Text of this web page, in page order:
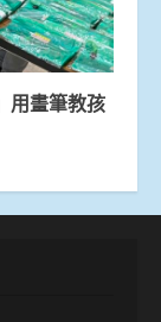
用畫筆教孩